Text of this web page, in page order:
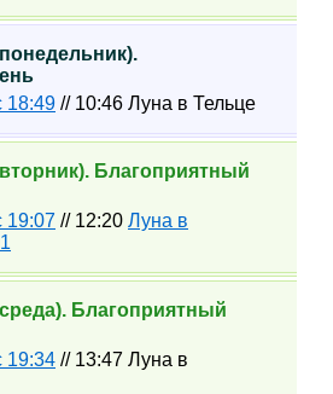
18:49 // 10:46 Луна в Тельце
Благоприятный
19:07 // 12:20 Луна в
Благоприятный
19:34 // 13:47 Луна в